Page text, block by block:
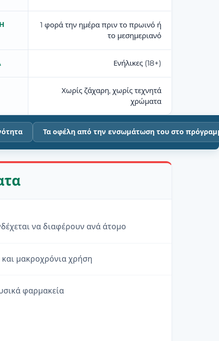
1 φορά την ημέρα πριν το πρωινό ή
το μεσημεριανό
Ενήλικες (18+)
Χωρίς ζάχαρη, χωρίς τεχνητά
χρώματα
Τα οφέλη από την ενσωμάτωση του στο
να διαφέρουν ανά άτομο
και μακροχρόνια χρήση
φαρμακεία